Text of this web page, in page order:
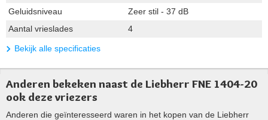
Geluidsniveau
Zeer stil - 37 dB
Aantal vrieslades
4
Bekijk alle specificaties
Anderen bekeken naast de Liebherr FNE 1404-20
ook deze vriezers
Anderen die geïnteresseerd waren in het kopen van de Liebherr